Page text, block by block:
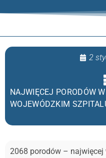
2
NAJWIĘCEJ PORODÓW
WOJEWÓDZKIM
2068 porodów – najwięcej